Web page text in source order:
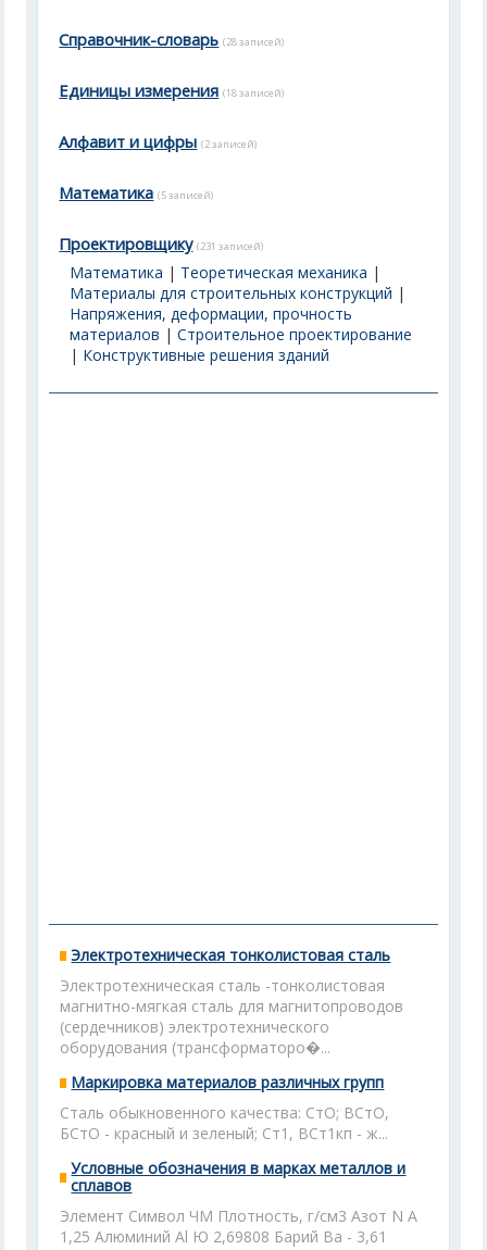
Справочник-словарь (28 записей)
Единицы измерения (18 записей)
Алфавит и цифры (2 записей)
Математика (5 записей)
Проектировщику (231 записей)
Математика | Теоретическая механика |
Материалы для строительных конструкций |
Напряжения, деформации, прочность
материалов |Строительное проектирование
| Конструктивные решения зданий
Электротехническая тонколистовая сталь
Электротехническая сталь -тонколистовая
магнитно-мягкая сталь для магнитопроводов
(сердечников) электротехнического
оборудования (трансформаторо�...
Маркировка материалов различных групп
Сталь обыкновенного качества: СтО; ВСтО,
БСтО - красный и зеленый; Ст1, ВСт1кп - ж...
Условные обозначения в марках металлов и
сплавов
Элемент Символ ЧМ Плотность, г/см3 Азот N А
1,25 Алюминий Аl Ю 2,69808 Барий Ва - 3,61